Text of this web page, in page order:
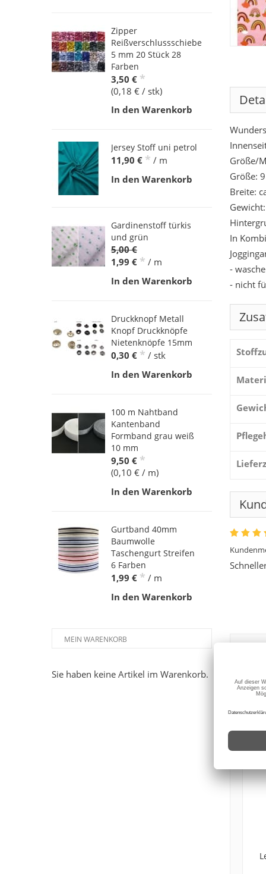
Größe/
Größe:
Breite:
In
-
- nicht
Zipper
Reißverschlussschieber
5 mm 20 Stück 28
Farben
3,50 € *
(0,18 € / stk)
In den Warenkorb
Jersey Stoff uni petrol
11,90 € * / m
In den Warenkorb
Gardinenstoff türkis
und grün
5,00 €
1,99 € * / m
In den Warenkorb
Druckknopf Metall
Knopf Druckknöpfe
Nietenknöpfe 15mm
0,30 € * / stk
In den Warenkorb
100 m Nahtband
Kantenband
Formband grau weiß
10 mm
9,50 € *
(0,10 € / m)
In den Warenkorb
Gurtband 40mm
Baumwolle
Taschengurt Streifen
6 Farben
1,99 € * / m
In den Warenkorb
MEIN WARENKORB
Sie haben keine Artikel im Warenkorb.